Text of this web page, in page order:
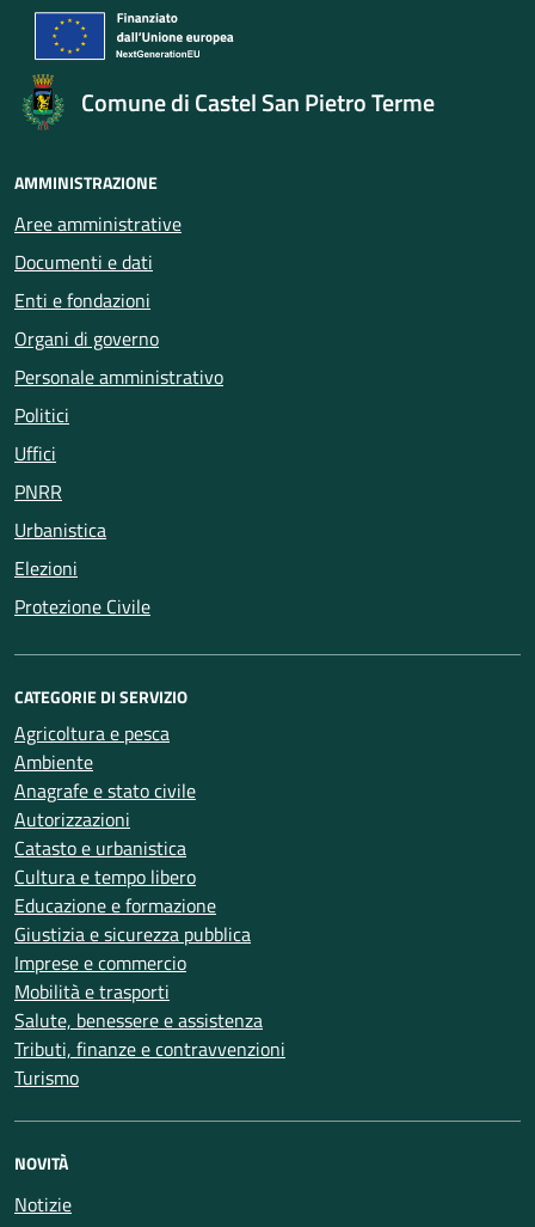
Comune di Castel San Pietro Terme
AMMINISTRAZIONE
Aree amministrative
Documenti e dati
Enti e fondazioni
Organi di governo
Personale amministrativo
Politici
Uffici
PNRR
Urbanistica
Elezioni
Protezione Civile
CATEGORIE DI SERVIZIO
Agricoltura e pesca
Ambiente
Anagrafe e stato civile
Autorizzazioni
Catasto e urbanistica
Cultura e tempo libero
Educazione e formazione
Giustizia e sicurezza pubblica
Imprese e commercio
Mobilità e trasporti
Salute, benessere e assistenza
Tributi, finanze e contravvenzioni
Turismo
NOVITÀ
Notizie